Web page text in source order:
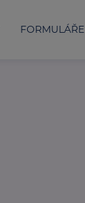
FORMULÁŘE